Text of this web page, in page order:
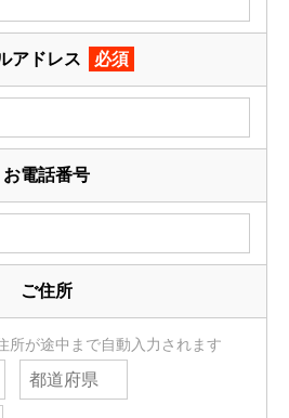
アドレス 必須
お電話番号
ご住所
所が途中まで自動入力されます